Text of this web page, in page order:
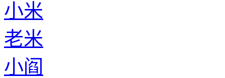
小米
老米
小阎